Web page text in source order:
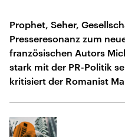
Prophet, Seher,
Presseresonanz zum
französischen Autors
stark mit der PR-Politik
kritisiert der Romanist